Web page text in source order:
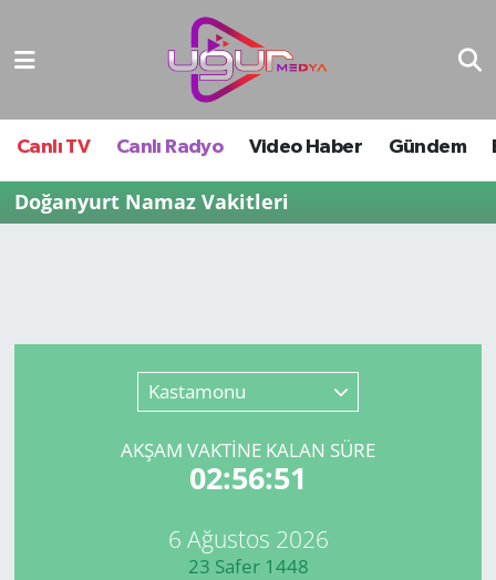
Canlı TV Canlı Radyo Video Haber Gündem
Doğanyurt Namaz Vakitleri
Kastamonu
AKŞAM VAKTİNE KALAN SÜRE
02:56:51
6 Ağustos 2026
23 Safer 1448
Nöbetçi Eczaneler
Hava Durumu
Namaz Vakitleri
Tüm Manşetler